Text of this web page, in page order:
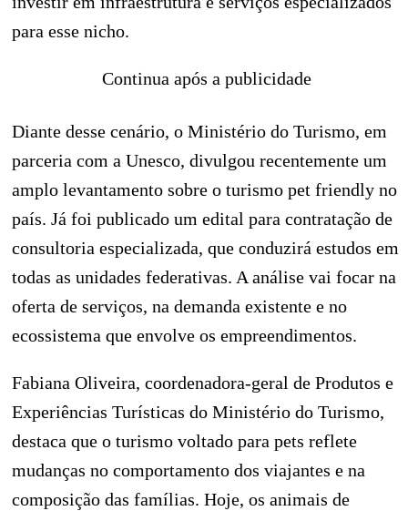
para esse nicho.
Continua após a publicidade
Diante desse cenário, o Ministério do Turismo, em
parceria com a Unesco, divulgou recentemente um
amplo levantamento sobre o turismo pet friendly no
país. Já foi publicado um edital para contratação de
consultoria especializada, que conduzirá estudos em
todas as unidades federativas. A análise vai focar na
oferta de serviços, na demanda existente e no
ecossistema que envolve os empreendimentos.
Fabiana Oliveira, coordenadora-geral de Produtos e
Experiências Turísticas do Ministério do Turismo,
destaca que o turismo voltado para pets reflete
mudanças no comportamento dos viajantes e na
composição das famílias. Hoje, os animais de